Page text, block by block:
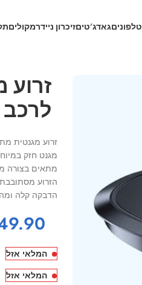
טלפוניםגאדג’טיםזיכרון ניידרמקולים
זרוע
לרכב
זרוע מגנטית
מגנט חזק במיוחד בעל 6
מתאים בצורה
הזרוע מסתובבת
הדבקה קלה
המלאי אזל
המלאי אזל